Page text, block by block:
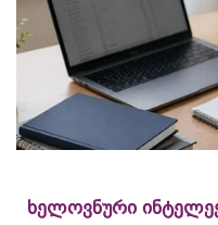
ხელოვნური